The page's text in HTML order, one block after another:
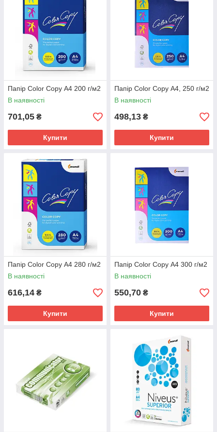
Папір Color Copy А4 200 г/м2
В наявності
701,05 ₴
Купити
Папір Color Copy А4, 250 г/м2
В наявності
498,13 ₴
Купити
Папір Color Copy А4 280 г/м2
В наявності
616,14 ₴
Купити
Папір Color Copy А4 300 г/м2
В наявності
550,70 ₴
Купити